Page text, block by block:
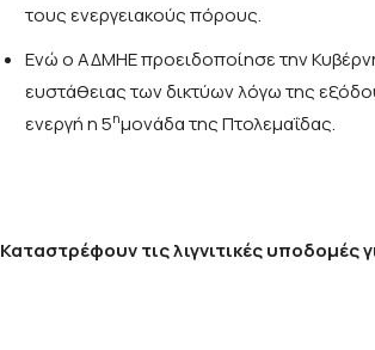
τους ενεργειακούς πόρους.
Ενώ ο ΑΔΜΗΕ προειδοποίησε την
ευστάθειας των δικτύων λόγω της
ενεργή η 5ημονάδα της Πτολεμαΐδας.
Καταστρέφουν τις λιγνιτικές υποδομές